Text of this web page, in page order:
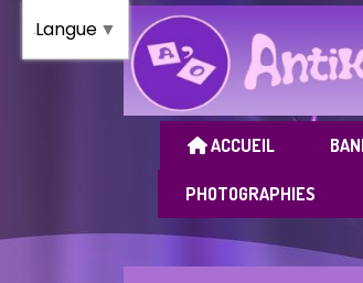
ACCUEIL
PHOTOGRAPHIES
Langue ▼
Panneau de gestion des cookies